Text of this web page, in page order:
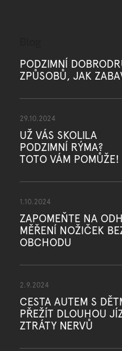
PODZIMNÍ
ZPŮSOBŮ, JAK
29.10.2024
UŽ VÁS SKOLILA
PODZIMNÍ RÝMA?
TOTO VÁM POMŮŽE!
1.10.2024
ZAPOMEŇTE NA
MĚŘENÍ NOŽIČEK
OBCHODU
2.9.2024
CESTA AUTEM S
PŘEŽÍT DLOUHOU
ZTRÁTY NERVŮ